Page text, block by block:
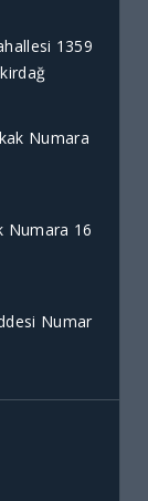
1359
Numara
Numara 16
Numar